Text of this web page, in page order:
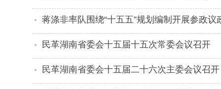
蒋涤非率队围绕“十五五”规划编制开展参政
民革湖南省委会十五届十五次常委会议召开
民革湖南省委会十五届二十六次主委会议召开